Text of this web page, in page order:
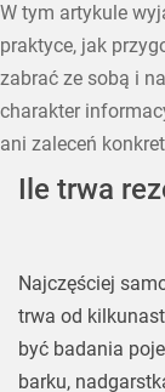
W tym artykule
praktyce, jak
zabrać ze sobą i
charakter
ani zaleceń
Ile trwa
Najczęściej
trwa od
być badania
barku,